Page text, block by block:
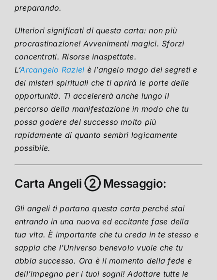
preparando.
Ulteriori significati di questa carta: non più
procrastinazione! Avvenimenti magici. Sforzi
concentrati. Risorse inaspettate.
L’Arcangelo Raziel è l’angelo mago dei segreti e
dei misteri spirituali che ti aprirà le porte delle
opportunità. Ti accelererà anche lungo il
percorso della manifestazione in modo che tu
possa godere del successo molto più
rapidamente di quanto sembri logicamente
possibile.
Carta Angeli ② Messaggio:
Gli angeli ti portano questa carta perché stai
entrando in una nuova ed eccitante fase della
tua vita. È importante che tu creda in te stesso e
sappia che l’Universo benevolo vuole che tu
abbia successo. Ora è il momento della fede e
dell’impegno per i tuoi sogni! Adottare tutte le